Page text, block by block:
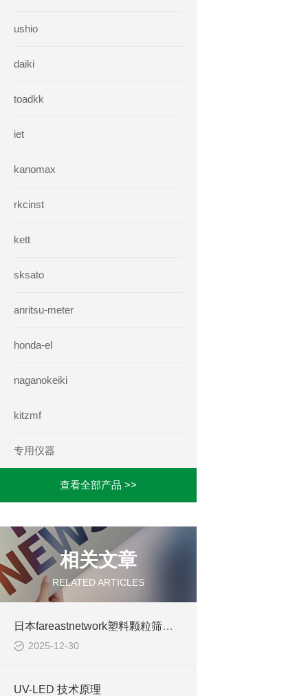
ushio
daiki
toadkk
iet
kanomax
rkcinst
kett
sksato
anritsu-meter
honda-el
naganokeiki
kitzmf
专用仪器
查看全部产品 >>
相关文章
RELATED ARTICLES
日本fareastnetwork塑料颗粒筛分机
2025-12-30
UV-LED 技术原理